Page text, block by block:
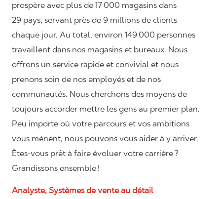
prospère avec plus de 17 000 magasins dans
29 pays, servant près de 9 millions de clients
chaque jour. Au total, environ 149 000 personnes
travaillent dans nos magasins et bureaux. Nous
offrons un service rapide et convivial et nous
prenons soin de nos employés et de nos
communautés. Nous cherchons des moyens de
toujours accorder mettre les gens au premier plan.
Peu importe où votre parcours et vos ambitions
vous mènent, nous pouvons vous aider à y arriver.
Êtes-vous prêt à faire évoluer votre carrière ?
Grandissons ensemble !
Analyste, Systèmes de vente au détail